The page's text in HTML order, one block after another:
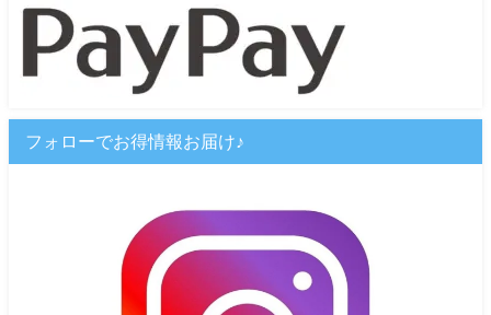
フォローでお得情報お届け♪